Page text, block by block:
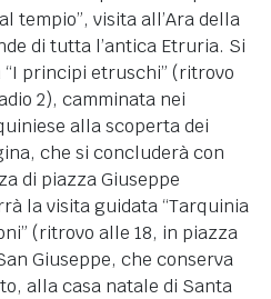
tempio”, visita all’Ara della
di tutta l’antica Etruria. Si
principi etruschi” (ritrovo
2), camminata nei
alla scoperta dei
che si concluderà con
di piazza Giuseppe
la visita guidata “Tarquinia
(ritrovo alle 18, in piazza
Giuseppe, che conserva
alla casa natale di Santa